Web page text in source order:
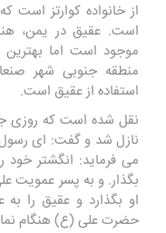
از خانواده کوارتز است
است. عقیق در یمن،
موجود است اما
منطقه جنوبی شهر
استفاده از عقیق است.
نقل شده است که روزی
نازل شد و گفت: ای رسول
می فرماید: انگشتر
بگذار. و به پسر عمویت
او بگذارد و عقیق را به
حضرت علی (ع) هنگام